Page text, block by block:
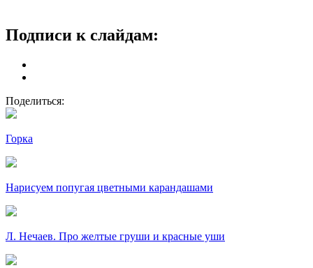
Подписи к слайдам:
Поделиться:
Горка
Нарисуем попугая цветными карандашами
Л. Нечаев. Про желтые груши и красные уши